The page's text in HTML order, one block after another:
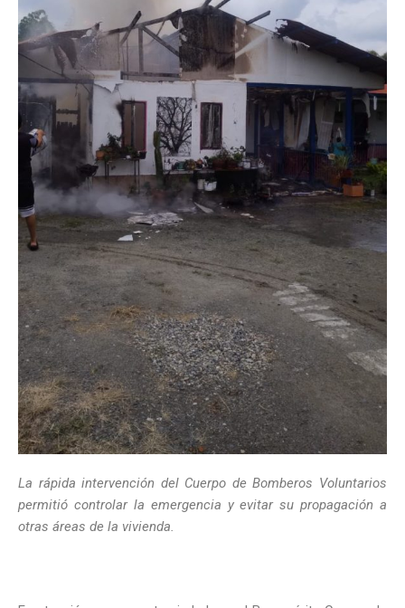
La rápida intervención del Cuerpo de Bomberos Voluntarios
permitió controlar la emergencia y evitar su propagación a
otras áreas de la vivienda.